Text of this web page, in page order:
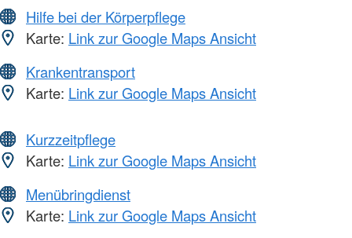
Hilfe bei der Körperpflege
Karte: Link zur Google Maps Ansicht
Krankentransport
Karte: Link zur Google Maps Ansicht
Kurzzeitpflege
Karte: Link zur Google Maps Ansicht
Menübringdienst
Karte: Link zur Google Maps Ansicht